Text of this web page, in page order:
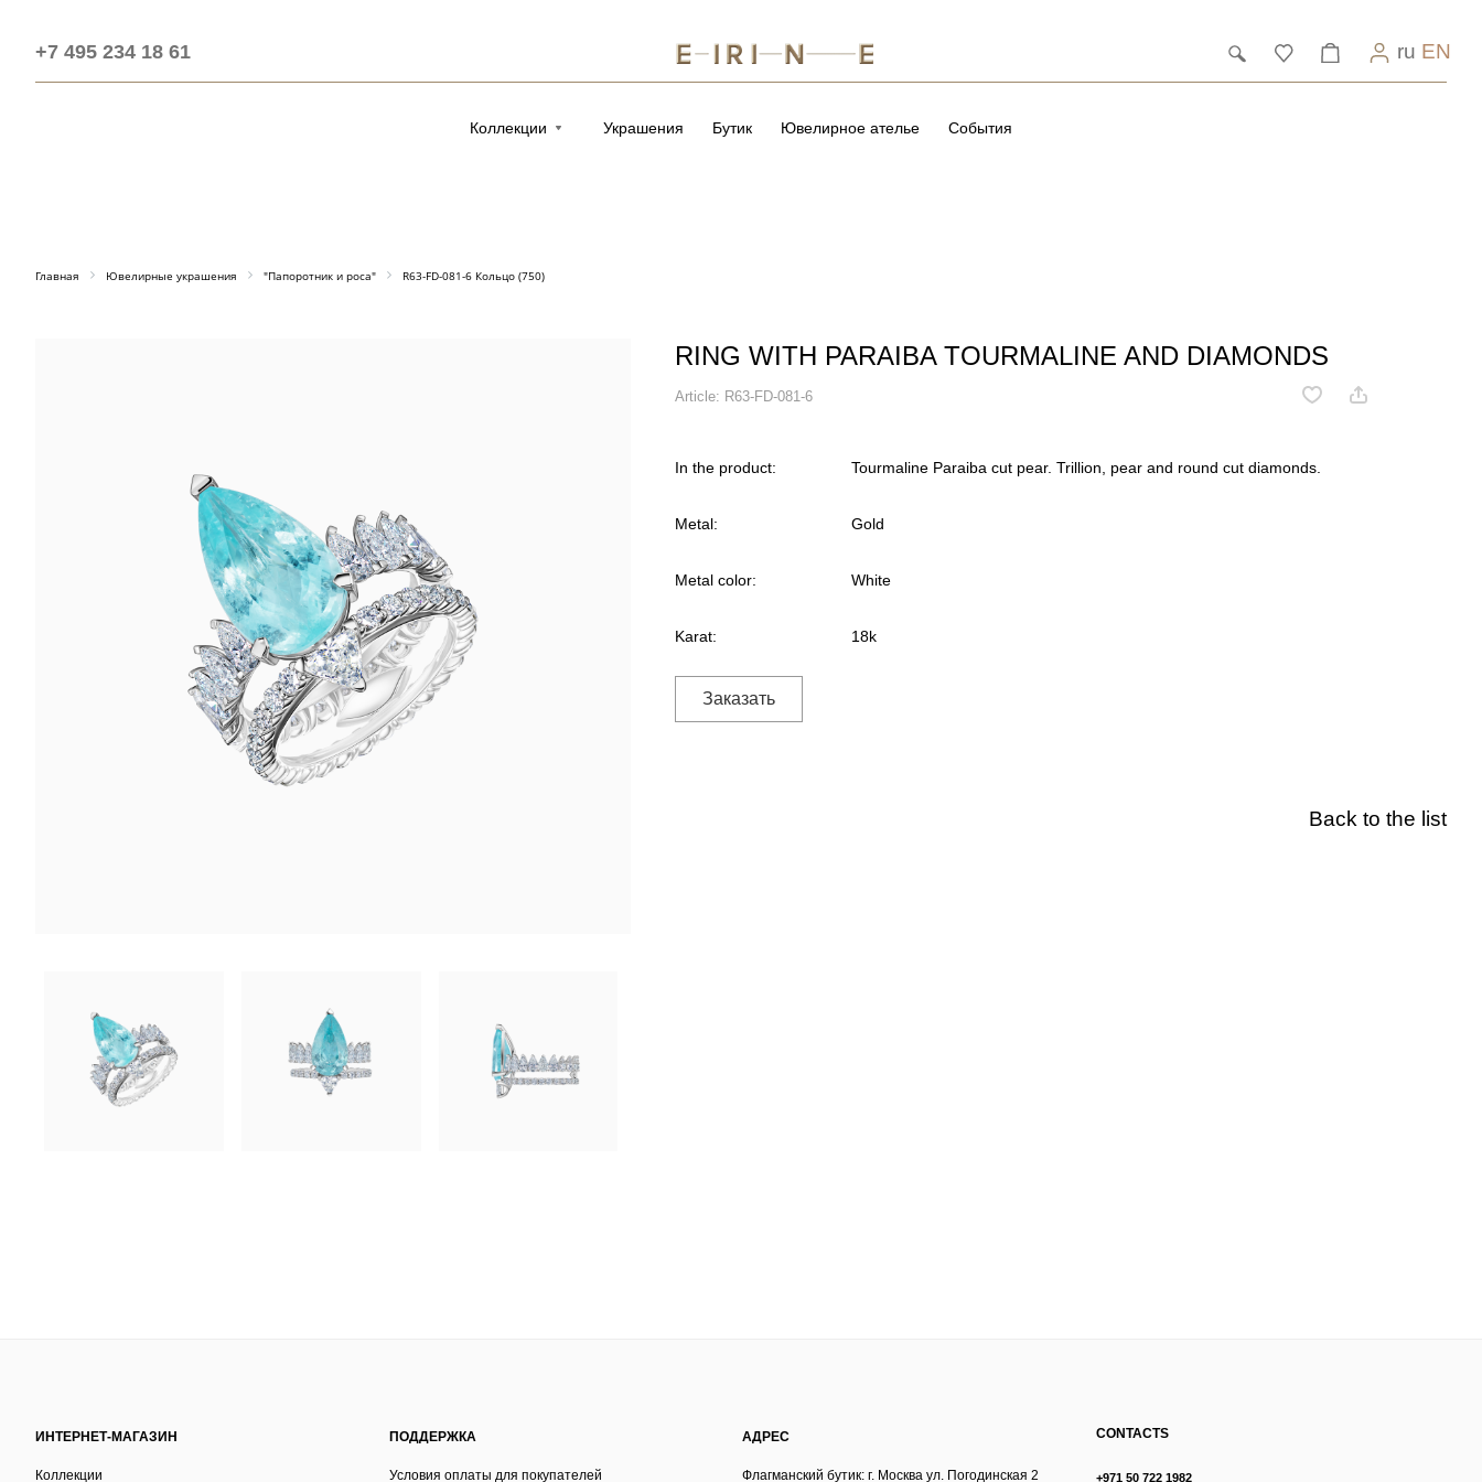
+7 495 234 18 61 ru EN
Коллекции Украшения Бутик Ювелирное ателье События
Главная Ювелирные украшения "Папоротник и роса" R63-FD-081-6 Кольцо (750)
RING WITH PARAIBA TOURMALINE AND DIAMONDS
Article: R63-FD-081-6
In the product: Tourmaline Paraiba cut pear. Trillion, pear and round cut diamonds.
Metal: Gold
Metal color: White
Karat: 18k
Заказать
Back to the list
ИНТЕРНЕТ-МАГАЗИН
Коллекции
ПОДДЕРЖКА
Условия оплаты для покупателей
АДРЕС
Флагманский бутик: г. Москва ул. Погодинская 2
CONTACTS
+971 50 722 1982